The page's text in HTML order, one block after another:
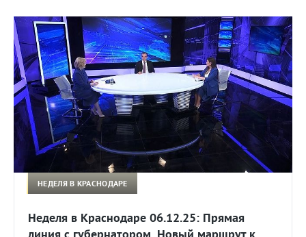
НЕДЕЛЯ В КРАСНОДАРЕ
Неделя в Краснодаре 06.12.25: Прямая